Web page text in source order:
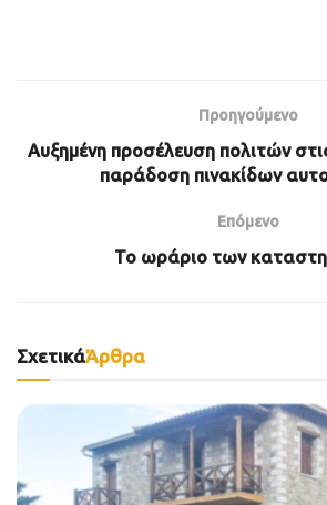
Προηγούμενο
Αυξημένη προσέλευση πολιτών
παράδοση πινακίδων
Επόμενο
Το ωράριο των
ΣχετικάΆρθρα